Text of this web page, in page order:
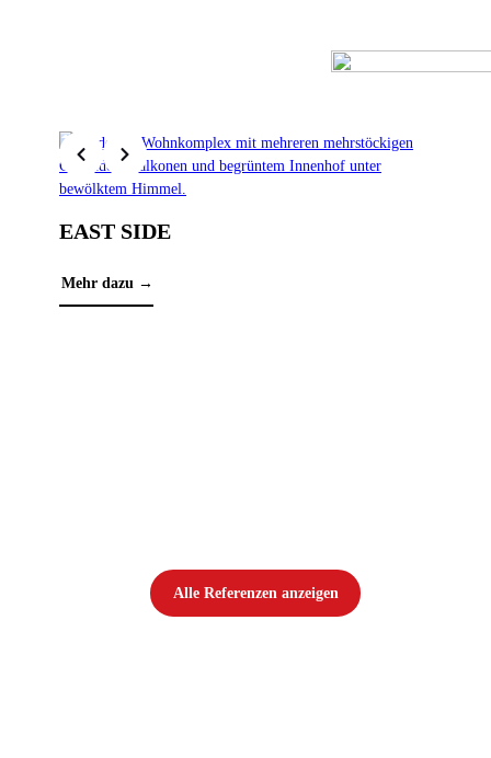
EAST SIDE
Mehr dazu →
Alle Referenzen anzeigen